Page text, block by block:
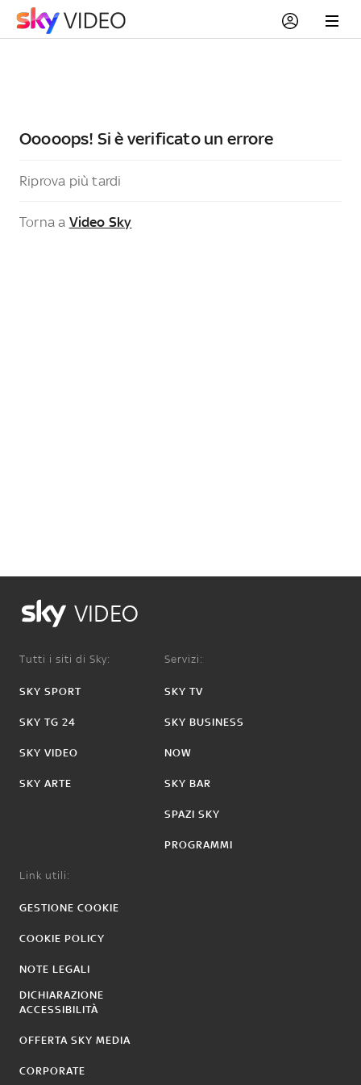
Ooooops! Si è verificato un errore
Riprova più tardi
Torna a Video Sky
VIDEO
Tutti i siti di Sky:
SKY SPORT
SKY TG 24
SKY VIDEO
SKY ARTE
Servizi:
SKY TV
SKY BUSINESS
NOW
SKY BAR
SPAZI SKY
PROGRAMMI
Link utili:
GESTIONE COOKIE
COOKIE POLICY
NOTE LEGALI
DICHIARAZIONE
ACCESSIBILITÀ
OFFERTA SKY MEDIA
CORPORATE